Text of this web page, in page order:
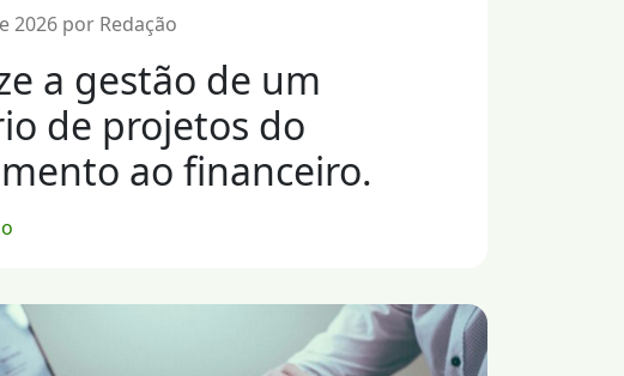
2026 por Redação
a gestão de um
de projetos do
ao financeiro.